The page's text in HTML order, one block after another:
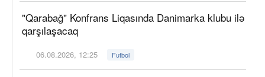
"Qarabağ" Konfrans Liqasında Danimarka klubu ilə
qarşılaşacaq
06.08.2026, 12:25 Futbol